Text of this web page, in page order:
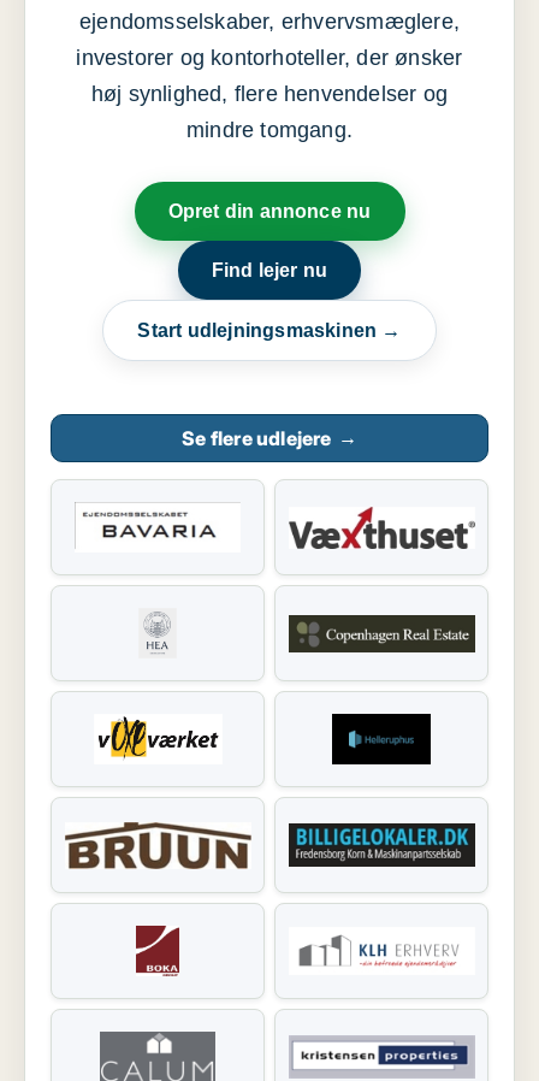
ejendomsselskaber, erhvervsmæglere,
investorer og kontorhoteller, der ønsker
høj synlighed, flere henvendelser og
mindre tomgang.
Opret din annonce nu
Find lejer nu
Start udlejningsmaskinen →
Se flere udlejere →